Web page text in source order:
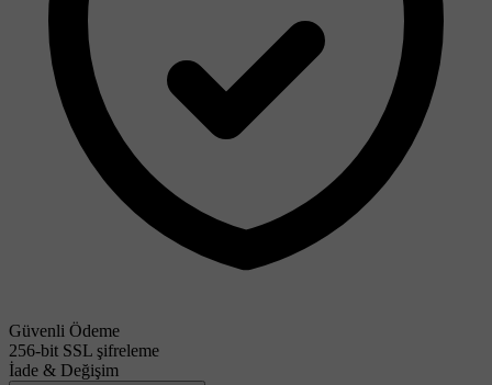
Güvenli Ödeme
256-bit SSL şifreleme
İade & Değişim